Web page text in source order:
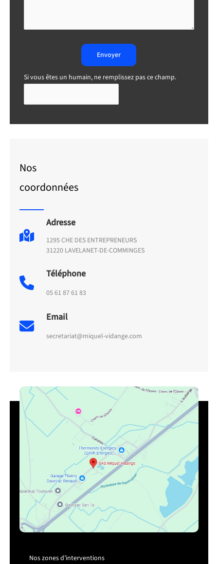
Envoyer
Si vous êtes un humain, ne remplissez pas ce champ.
Nos
coordonnées
Adresse
1295 CHE DES ENTREPRENEURS
31220 LAVELANET-DE-COMMINGES
Téléphone
05 61 87 61 83
Email
secretariat@miquel-vidange.com
Nos zones d’interventions